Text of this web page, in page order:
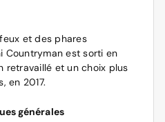
et des phares
Countryman est sorti en
retravaillé et un choix plus
en 2017.
générales